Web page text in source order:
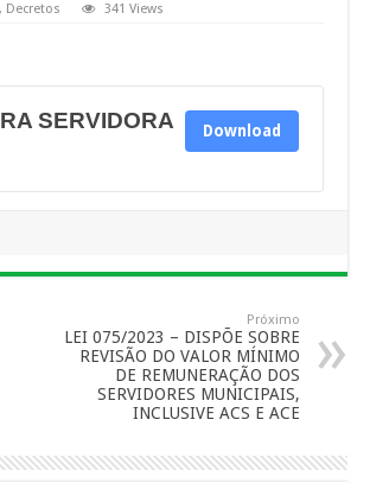
, Decretos 341 Views
SERVIDORA Download
Próximo
LEI 075/2023 – DISPÕE SOBRE
REVISÃO DO VALOR MÍNIMO
DE REMUNERAÇÃO DOS
SERVIDORES MUNICIPAIS,
INCLUSIVE ACS E ACE